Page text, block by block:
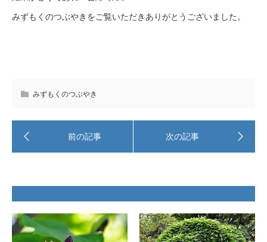
みずもくのつぶやきをご覧いただきありがとうございました。
みずもくのつぶやき